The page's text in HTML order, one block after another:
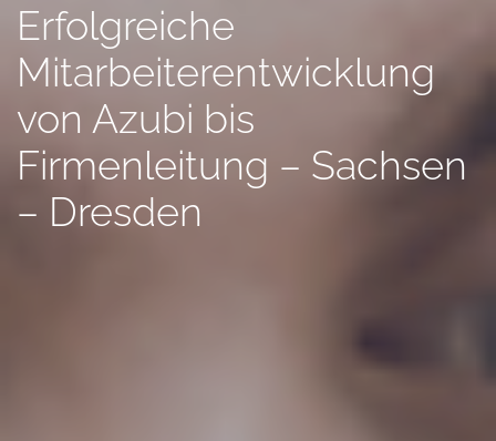
Erfolgreiche
Mitarbeiterentwicklung
von Azubi bis
Firmenleitung – Sachsen
– Dresden